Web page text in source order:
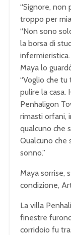
“Signore, non
troppo per
“Non sono
la borsa di
infermieristica.
Maya lo
“Voglio che
pulire la casa.
Penhaligon
rimasti orfani,
qualcuno che
Qualcuno che
sonno.”
Maya sorrise,
condizione,
La villa
finestre
corridoio fu